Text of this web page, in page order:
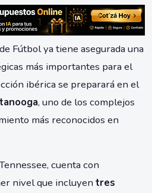
Fútbol ya tiene asegurada una
más importantes para el
ibérica se preparará en el
, uno de los complejos
más reconocidos en
cuenta con
nivel que incluyen tres